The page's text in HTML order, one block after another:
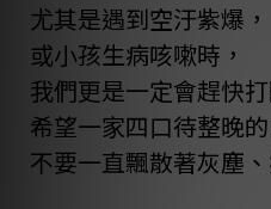
尤其是遇到空汙紫爆，
或小孩生病咳嗽時，
我們更是一定會趕快
希望一家四口待整晚的
不要一直飄散著灰塵